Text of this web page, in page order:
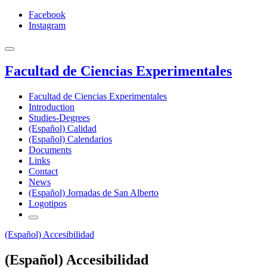
Facebook
Instagram
Facultad de Ciencias Experimentales
Facultad de Ciencias Experimentales
Introduction
Studies-Degrees
(Español) Calidad
(Español) Calendarios
Documents
Links
Contact
News
(Español) Jornadas de San Alberto
Logotipos
(Español) Accesibilidad
(Español) Accesibilidad